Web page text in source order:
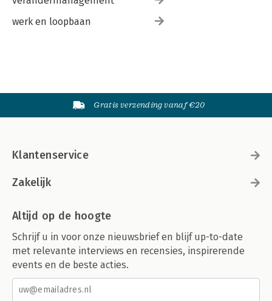
werk en loopbaan
Gratis verzending vanaf €20
Klantenservice
Zakelijk
Altijd op de hoogte
Schrijf u in voor onze nieuwsbrief en blijf up-to-date
met relevante interviews en recensies, inspirerende
events en de beste acties.